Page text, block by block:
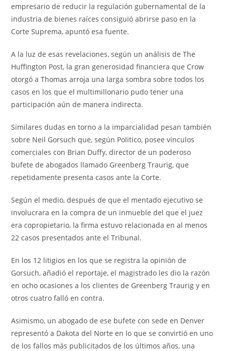
empresario de reducir la regulación gubernamental de la
industria de bienes raíces consiguió abrirse paso en la
Corte Suprema, apuntó esa fuente.
A la luz de esas revelaciones, según un análisis de The
Huffington Post, la gran generosidad financiera que Crow
otorgó a Thomas arroja una larga sombra sobre todos los
casos en los que el multimillonario pudo tener una
participación aún de manera indirecta.
Similares dudas en torno a la imparcialidad pesan también
sobre Neil Gorsuch que, según Politico, posee vínculos
comerciales con Brian Duffy, director de un poderoso
bufete de abogados llamado Greenberg Traurig, que
repetidamente presenta casos ante la Corte.
Según el medio, después de que el mentado ejecutivo se
involucrara en la compra de un inmueble del que el juez
era copropietario, la firma estuvo relacionada en al menos
22 casos presentados ante el Tribunal.
En los 12 litigios en los que se registra la opinión de
Gorsuch, añadió el reportaje, el magistrado les dio la razón
en ocho ocasiones a los clientes de Greenberg Traurig y en
otros cuatro falló en contra.
Asimismo, un abogado de ese bufete con sede en Denver
representó a Dakota del Norte en lo que se convirtió en uno
de los fallos más publicitados de los últimos años, una